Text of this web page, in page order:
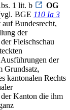
1 lit. b
OG
BGE 110 Ia 3
Bundesrecht,
der
Fleischschau
der
Grundsatz,
kantonalen Rechts
der Kanton die ihm